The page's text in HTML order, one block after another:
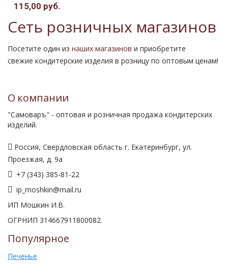
115,00 руб.
Сеть розничных магазинов
Посетите один из наших магазинов и приобретите
свежие кондитерские изделия в розницу по оптовым ценам!
О компании
"Самоваръ" - оптовая и розничная продажа кондитерских
изделий.
Россия, Свердловская область г. Екатеринбург, ул.
Проезжая, д. 9а
+7 (343) 385-81-22
ip_moshkin@mail.ru
ИП Мошкин И.В.
ОГРНИП 314667911800082
Популярное
Печенье